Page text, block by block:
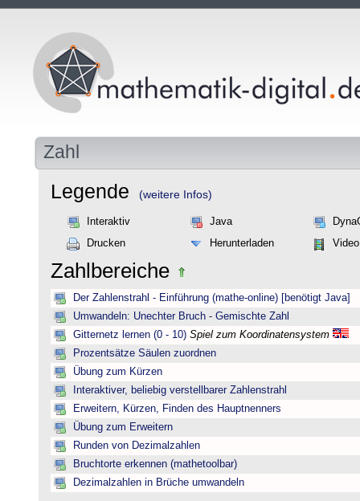
Zahl
Legende (weitere Infos)
Interaktiv Java
Drucken
Herunterladen Video
Zahlbereiche
Der Zahlenstrahl - Einführung (mathe-online) [benötigt Java]
Umwandeln: Unechter Bruch - Gemischte Zahl
Gitternetz lernen (0 - 10) Spiel zum Koordinatensystem
Prozentsätze Säulen zuordnen
Übung zum Kürzen
Interaktiver, beliebig verstellbarer Zahlenstrahl
Erweitern, Kürzen, Finden des Hauptnenners
Übung zum Erweitern
Runden von Dezimalzahlen
Bruchtorte erkennen (mathetoolbar)
Dezimalzahlen in Brüche umwandeln